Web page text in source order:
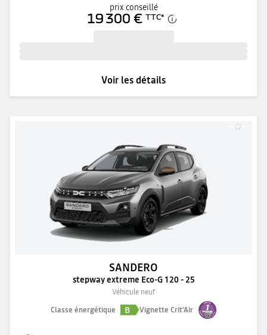
prix conseillé
19 300 € TTC*
Voir les détails
SANDERO
stepway extreme Eco-G 120 - 25
Véhicule neuf
Classe énergétique
B Vignette Crit'Air